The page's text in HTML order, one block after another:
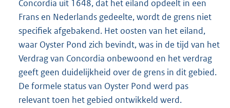
Concordia uit 1648, dat het eiland opdeelt in een
Frans en Nederlands gedeelte, wordt de grens niet
specifiek afgebakend. Het oosten van het eiland,
waar Oyster Pond zich bevindt, was in de tijd van het
Verdrag van Concordia onbewoond en het verdrag
geeft geen duidelijkheid over de grens in dit gebied.
De formele status van Oyster Pond werd pas
relevant toen het gebied ontwikkeld werd.